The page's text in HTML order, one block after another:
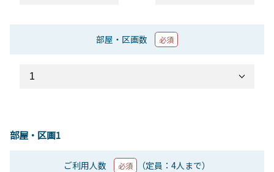
部屋・区画数 必須
部屋・区画1
ご利用人数 必須 （定員：4人まで）